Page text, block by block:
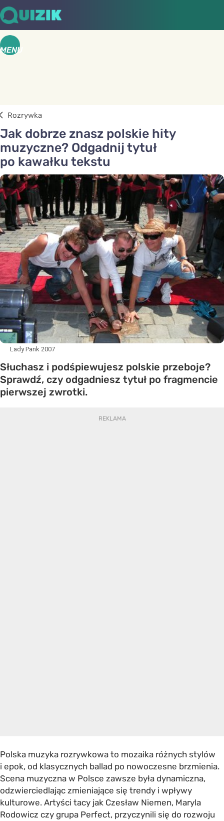
MENU
Rozrywka
Jak dobrze znasz polskie hity
muzyczne? Odgadnij tytuł
po kawałku tekstu
Lady Pank 2007
Słuchasz i podśpiewujesz polskie przeboje?
Sprawdź, czy odgadniesz tytuł po fragmencie
pierwszej zwrotki.
Polska muzyka rozrywkowa to mozaika różnych stylów
i epok, od klasycznych ballad po nowoczesne brzmienia.
Scena muzyczna w Polsce zawsze była dynamiczna,
odzwierciedlając zmieniające się trendy i wpływy
kulturowe. Artyści tacy jak Czesław Niemen, Maryla
Rodowicz czy grupa Perfect, przyczynili się do rozwoju